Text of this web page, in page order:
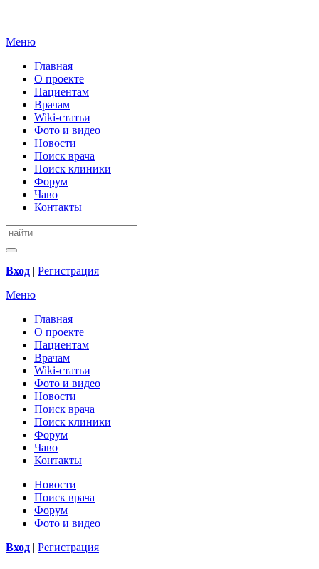
Меню
Главная
О проекте
Пациентам
Врачам
Wiki-статьи
Фото и видео
Новости
Поиск врача
Поиск клиники
Форум
Чаво
Контакты
Вход | Регистрация
Меню
Главная
О проекте
Пациентам
Врачам
Wiki-статьи
Фото и видео
Новости
Поиск врача
Поиск клиники
Форум
Чаво
Контакты
Новости
Поиск врача
Форум
Фото и видео
Вход | Регистрация